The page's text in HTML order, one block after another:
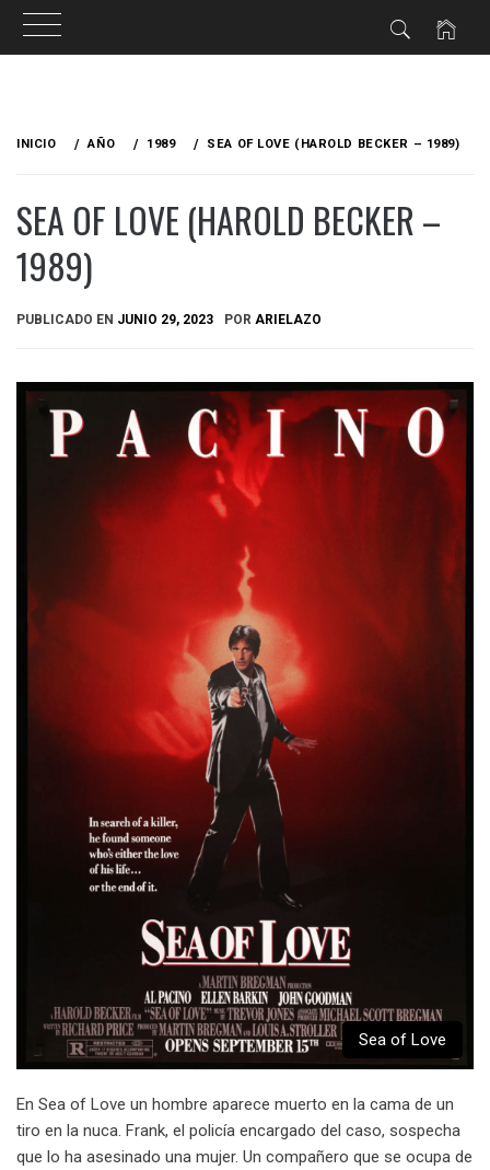
INICIO AÑO 1989 SEA OF LOVE (HAROLD BECKER – 1989)
SEA OF LOVE (HAROLD BECKER –
1989)
PUBLICADO EN JUNIO 29, 2023 POR ARIELAZO
Sea of Love
En Sea of Love un hombre aparece muerto en la cama de un
tiro en la nuca. Frank, el policía encargado del caso, sospecha
que lo ha asesinado una mujer. Un compañero que se ocupa de